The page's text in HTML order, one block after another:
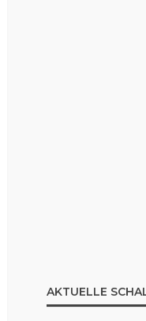
AKTUELLE